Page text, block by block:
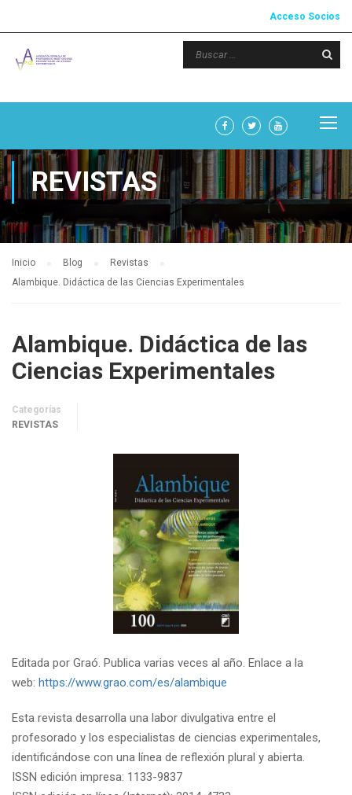
Acceso Socios
REVISTAS
Inicio Blog
Revistas
Alambique. Didáctica de las Ciencias Experimentales
Alambique. Didáctica de las
Ciencias Experimentales
Categorías
REVISTAS
Editada por Graó. Publica varias veces al año. Enlace a la
web: https://www.grao.com/es/alambique
Esta revista desarrolla una labor divulgativa entre el
profesorado y los especialistas de ciencias experimentales,
identificándose con una línea de reflexión plural y abierta.
ISSN edición impresa: 1133-9837